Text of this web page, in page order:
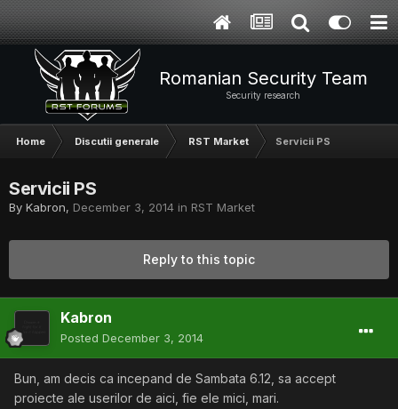
Romanian Security Team
Security research
Home Discutii generale RST Market Servicii PS
Servicii PS
By Kabron, December 3, 2014 in RST Market
Reply to this topic
Kabron
Posted December 3, 2014
Bun, am decis ca incepand de Sambata 6.12, sa accept
proiecte ale userilor de aici, fie ele mici, mari.